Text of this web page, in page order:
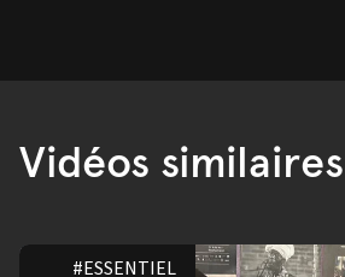
Vidéos similaires
#ESSENTIEL